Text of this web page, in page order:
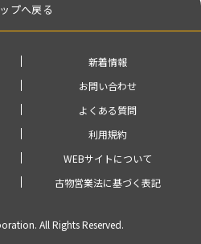
プへ戻る
新着情報
お問い合わせ
よくある質問
利用規約
WEBサイトについて
古物営業法に基づく表記
All Rights Reserved.